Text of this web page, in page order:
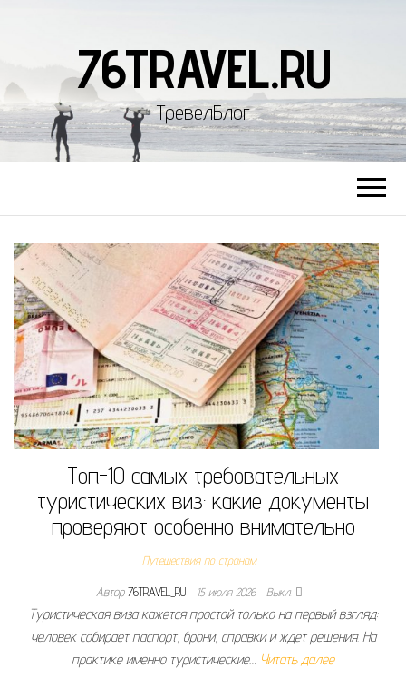
76TRAVEL.RU
ТревелБлог
Топ-10 самых требовательных
туристических виз: какие документы
проверяют особенно внимательно
Путешествия по странам
Автор76TRAVEL_RU 15 июля 2026 Выкл.
Туристическая виза кажется простой только на первый взгляд:
человек собирает паспорт, брони, справки и ждет решения. На
практике именно туристические… Читать далее